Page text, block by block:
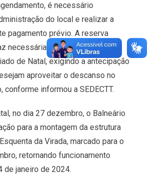
é necessário
do local e realizar a
pagamento prévio. A reserva
necessária devido à grande
de Natal, exigindo a antecipação
aproveitar o descanso no
informou a SEDECTT.
no dia 27 dezembro, o Balneário
para a montagem da estrutura
da Virada, marcado para o
retornando funcionamento
de janeiro de 2024.